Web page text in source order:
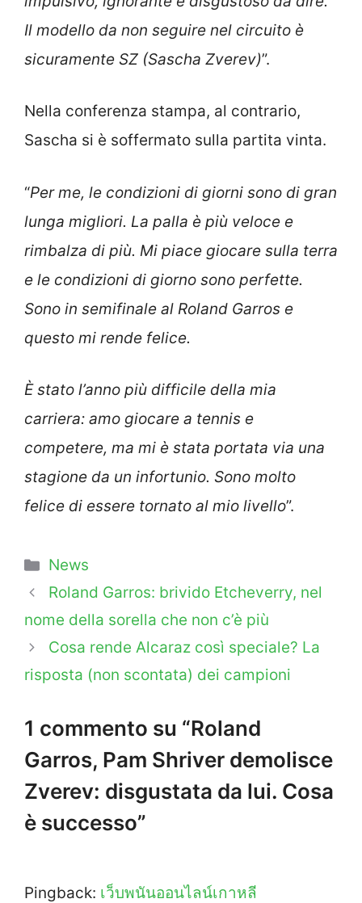
Il modello da non seguire nel circuito è
sicuramente SZ (Sascha Zverev)”.
Nella conferenza stampa, al contrario,
Sascha si è soffermato sulla partita vinta.
“Per me, le condizioni di giorni sono di gran
lunga migliori. La palla è più veloce e
rimbalza di più. Mi piace giocare sulla terra
e le condizioni di giorno sono perfette.
Sono in semifinale al Roland Garros e
questo mi rende felice.
È stato l’anno più difficile della mia
carriera: amo giocare a tennis e
competere, ma mi è stata portata via una
stagione da un infortunio. Sono molto
felice di essere tornato al mio livello”.
Categorie
News
Roland Garros: brivido Etcheverry, nel
nome della sorella che non c’è più
Cosa rende Alcaraz così speciale? La
risposta (non scontata) dei campioni
1 commento su “Roland
Garros, Pam Shriver demolisce
Zverev: disgustata da lui. Cosa
è successo”
Pingback: เว็บพนันออนไลน์เกาหลี